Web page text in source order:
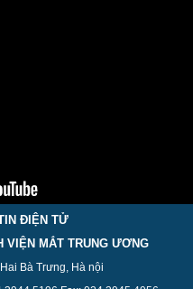
ĐIỆN TỬ
VIỆN MẮT TRUNG ƯƠNG
Bà Trưng, Hà nội